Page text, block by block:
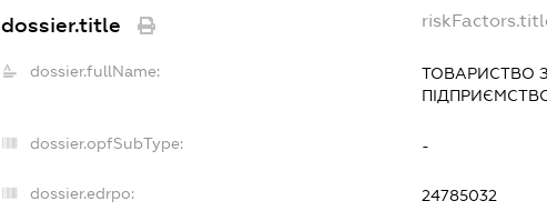
dossier.title
dossier.fullName:
ТОВАРИСТВО
dossier.opfSubType: -
dossier.edrpo: 24785032